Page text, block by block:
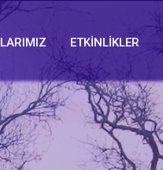
ETKİNLİKLER